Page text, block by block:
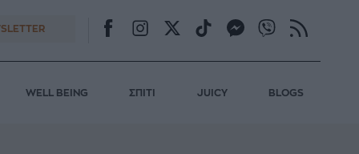
WELL BEING ΣΠΙΤΙ JUICY BLOGS